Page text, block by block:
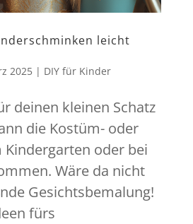
leicht
2025| DIY für Kinder
deinen kleinen Schatz
die Kostüm- oder
oder bei
Wäre da nicht
Gesichtsbemalung!
fürs